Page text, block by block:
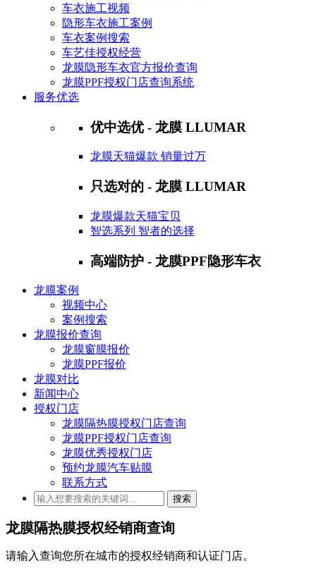
车衣施工视频
隐形车衣施工案例
车衣案例搜索
车艺佳授权经营
龙膜隐形车衣官方报价查询
龙膜PPF授权门店查询系统
服务优选
优中选优 - 龙膜 LLUMAR
龙膜天猫爆款 销量过万
只选对的 - 龙膜 LLUMAR
龙膜爆款天猫宝贝
智选系列 智者的选择
高端防护 - 龙膜PPF隐形车衣
龙膜案例
视频中心
案例搜索
龙膜报价查询
龙膜窗膜报价
龙膜PPF报价
龙膜对比
新闻中心
授权门店
龙膜隔热膜授权门店查询
龙膜PPF授权门店查询
龙膜优秀授权门店
预约龙膜汽车贴膜
联系方式
搜索
龙膜隔热膜授权经销商查询
请输入查询您所在城市的授权经销商和认证门店。